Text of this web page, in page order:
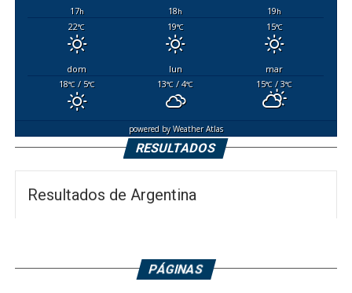
17h 18h 19h
22°C 19°C 15°C
dom lun
mar
18°C/ 5°C 13°C / 4°C 15°C / 3°C
powered byWeather Atlas
RESULTADOS
Resultados de Argentina
PÁGINAS